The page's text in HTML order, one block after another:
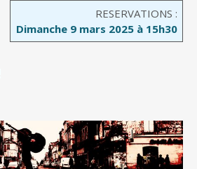
RESERVATIONS :
Dimanche 9 mars 2025 à 15h30